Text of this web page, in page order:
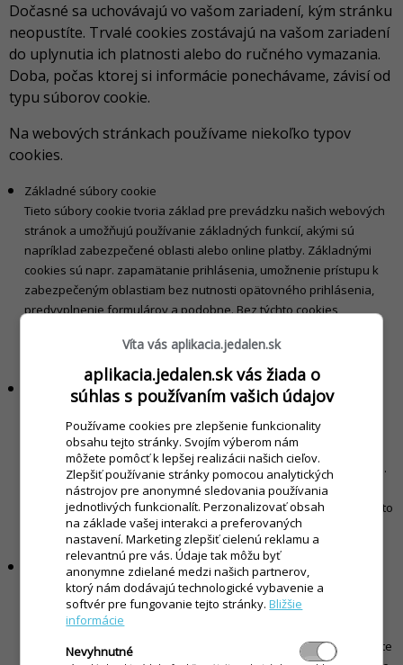
Dočasné sa uchovávajú vo vašom zariadení, kým stránku
neopustíte. Trvalé cookies zostávajú na vašom zariadení
do uplynutia ich platnosti alebo do ručného vymazania.
Doba, počas ktorej si informácie ponechávame, závisí od
typu súborov cookie.
Na webových stránkach používame niekoľko typov
cookies.
Základné súbory cookie
Tieto súbory cookie tvoria základ pre prevádzku našich webových
stránok a umožňujú používanie základných funkcií, akými sú
napríklad zabezpečené oblasti alebo online platby. Základnými
cookies sú napr. zapamätanie prihlásenia, umožnenie prístupu k
zabezpečeným oblastiam bez nutnosti opätovného prihlásenia,
predvyplnenie formulárov a podobne. Bez týchto cookies
Pokiaľ tieto cookies zakážete, nebudeme môcť zaručiť bezchybný
chod stránok.
Prevádzkové súbory cookie
Pomocou prevádzkových cookies zhromažďujeme štatistické
informácie o tom, ako používate naše webové stránky. Tieto
technické informácie nám napr. povedia, na ktoré časti webovej
stránky ste klikli, ktorú stránku ste navštívili naposledy a podobne.
Tieto cookies nám slúžia na analýzu a vylepšovanie našich
webových stránok z hľadiska obsahu, výkonu a dizajnu. Pokiaľ tieto
cookies zakážete, nemôžeme vám zaručiť bezchybný chod našich
stránok.
Funkčné súbory cookie
Funkčné súbory cookie nie sú nevyhnutné, ale pomáhajú nám
vylepšiť funkčnosť našich webových stránok. Ide napríklad o
zapamätanie nastavení zvolených pri predchádzajúcej návšteve
stránky, napr. rozloženie obsahu, výber lokality a podobne, aby ste
Víta vás aplikacia.jedalen.sk
aplikacia.jedalen.sk vás žiada o
súhlas s používaním vašich údajov
Používame cookies pre zlepšenie funkcionality
obsahu tejto stránky. Svojím výberom nám
môžete pomôcť k lepšej realizácii našich cieľov.
Zlepšiť používanie stránky pomocou analytických
nástrojov pre anonymné sledovania používania
jednotlivých funkcionalít. Perzonalizovať obsah
na základe vašej interakci a preferovaných
nastavení. Marketing zlepšiť cielenú reklamu a
relevantnú pre vás. Údaje tak môžu byť
anonymne zdielané medzi našich partnerov,
ktorý nám dodávajú technologické vybavenie a
softvér pre fungovanie tejto stránky.Bližšie
informácie
Nevyhnutné